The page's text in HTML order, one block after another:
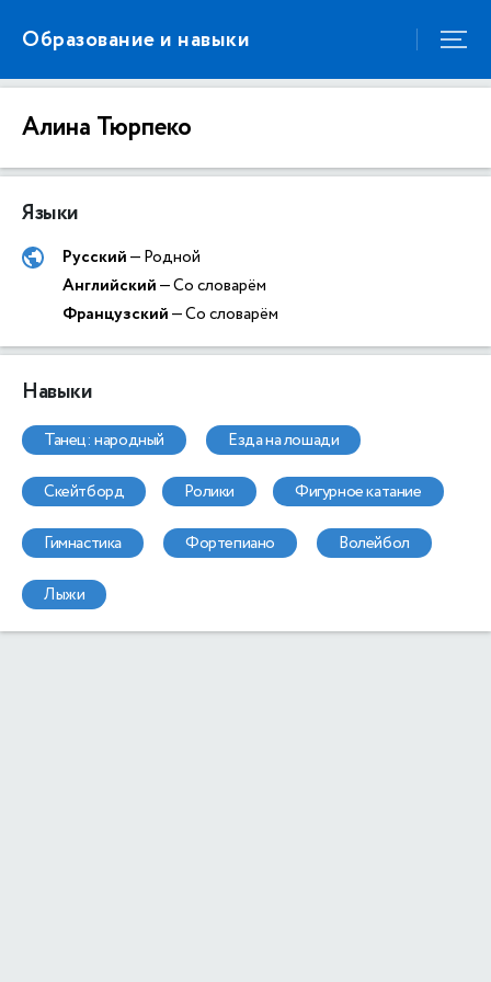
Образование и навыки
Алина Тюрпеко
Языки
Русский— Родной
Английский— Со словарём
Французский— Со словарём
Навыки
танец: народный езда на лошади
скейтборд ролики фигурное катание
гимнастика фортепиано волейбол
лыжи